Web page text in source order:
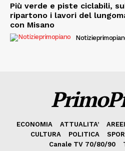
Più verde e piste ciclabili,
ripartono i lavori del
con Misano
ECONOMIA ATTUALITA’
CULTURA
POLITICA
Canale TV 70/80/90